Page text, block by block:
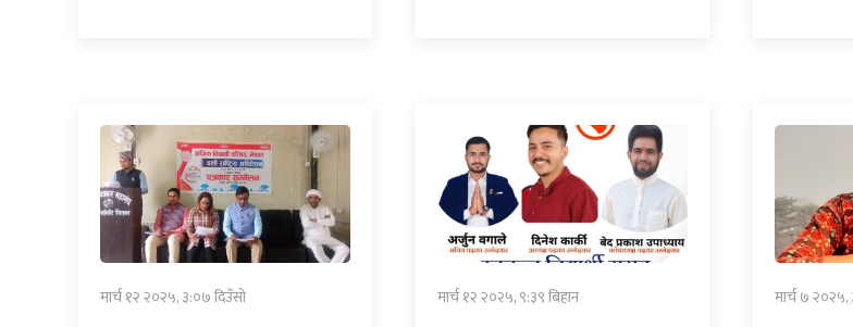
मार्च १२ २०२५, ३:०७ दिउँसो मार्च १२ २०२५, ९:३९ बिहान मार्च ७